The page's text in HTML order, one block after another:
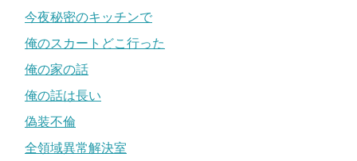
今夜秘密のキッチンで
俺のスカートどこ行った
俺の家の話
俺の話は長い
偽装不倫
全領域異常解決室